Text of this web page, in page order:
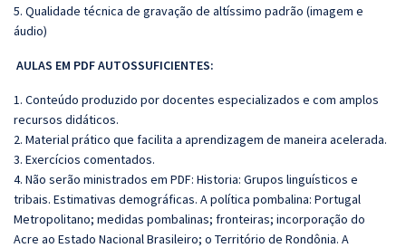
5. Qualidade técnica de gravação de altíssimo padrão (imagem e
áudio)
AULAS EM PDF AUTOSSUFICIENTES:
1. Conteúdo produzido por docentes especializados e com amplos
recursos didáticos.
2. Material prático que facilita a aprendizagem de maneira acelerada.
3. Exercícios comentados.
4. Não serão ministrados em PDF: Historia: Grupos linguísticos e
tribais. Estimativas demográficas. A política pombalina: Portugal
Metropolitano; medidas pombalinas; fronteiras; incorporação do
Acre ao Estado Nacional Brasileiro; o Território de Rondônia. A